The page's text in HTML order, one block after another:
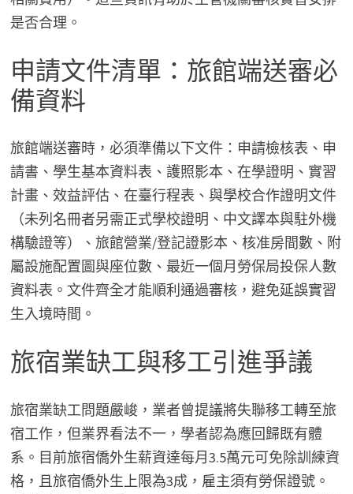
是否合理。
申請文件清單：旅館端送審必
備資料
旅館端送審時，必須準備以下文件：申請檢核表、申
請書、學生基本資料表、護照影本、在學證明、實習
計畫、效益評估、在臺行程表、與學校合作證明文件
（未列名冊者另需正式學校證明、中文譯本與駐外機
構驗證等）、旅館營業/登記證影本、核准房間數、附
屬設施配置圖與座位數、最近一個月勞保局投保人數
資料表。文件齊全才能順利通過審核，避免延誤實習
生入境時間。
旅宿業缺工與移工引進爭議
旅宿業缺工問題嚴峻，業者曾提議將失聯移工轉至旅
宿工作，但業界看法不一，學者認為應回歸既有體
系。目前旅宿僑外生薪資達每月3.5萬元可免除訓練資
格，且旅宿僑外生上限為3成，雇主須有勞保證號。